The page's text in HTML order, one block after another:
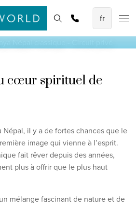
vacances en avion
Curaçao
Resort Mauritius
Maldives
en avion
des Émirats de 8 jours
du Yucatan
Sri Lanka
Thèmes Promotions
Demander une
- Circuit
cœur spirituel de
Népal, il y a de fortes chances que le
image qui vienne à l’esprit.
fait rêver depuis des années,
plus à offrir que le plus haut
mélange fascinant de nature et de